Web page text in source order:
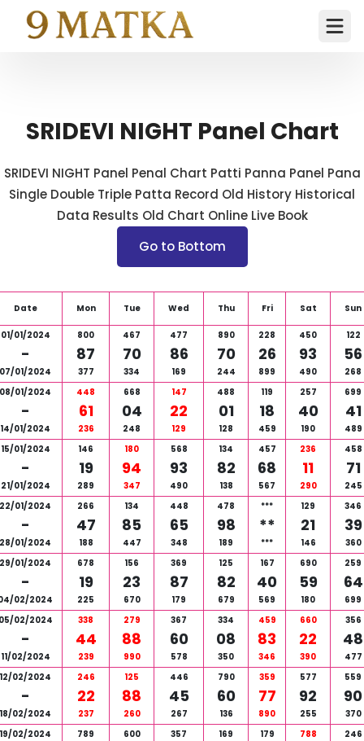
SRIDEVI NIGHT Panel Chart
SRIDEVI NIGHT Panel Penal Chart Patti Panna Panel Pana
Single Double Triple Patta Record Old History Historical
Data Results Old Chart Online Live Book
Go to Bottom
Date Mon Tue Wed Thu Fri Sat Sun
01/01/2024
-
07/01/2024
800
87
377
467
70
334
477
86
169
890
70
244
228
26
899
450
93
490
122
56
268
08/01/2024
-
14/01/2024
448
61
236
668
04
248
147
22
129
488
01
128
119
18
459
257
40
190
699
41
489
15/01/2024
-
21/01/2024
146
19
289
180
94
347
568
93
490
134
82
138
457
68
567
236
11
290
458
71
245
22/01/2024
-
28/01/2024
266
47
188
134
85
447
448
65
348
478
98
189
***
**
***
129
21
146
346
39
360
29/01/2024
-
02/2024
678
19
225
156
23
670
369
87
179
125
82
679
167
40
569
690
59
180
259
64
699
02/2024
-
11/02/2024
338
44
239
279
88
990
367
60
578
334
08
350
459
83
346
660
22
390
356
48
477
12/02/2024
-
18/02/2024
246
22
237
125
88
260
446
45
267
790
60
136
359
77
890
577
92
255
559
90
370
19/02/2024
789 600 357 169 179 788 246